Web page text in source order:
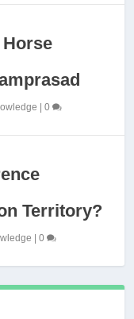
Horse
|0
Territory?
|0